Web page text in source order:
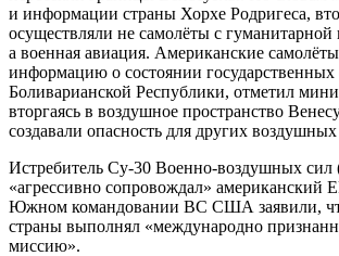
и информации страны Хорхе Родригеса,
осуществляли не самолёты с
а военная авиация. Американские
информацию о состоянии государственных
Боливарианской Республики, отметил
вторгаясь в воздушное пространство
создавали опасность для других воздушных
Истребитель Су-30 Военно-воздушных
«агрессивно сопровождал» американский
Южном командовании ВС США заявили,
страны выполнял «международно
миссию».